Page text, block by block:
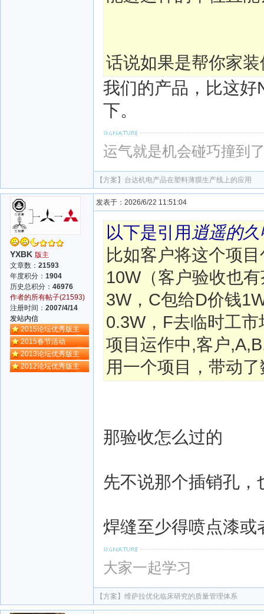
话说如果是帮你家
我们的产品，比这
下。
运气就是机会碰巧撞到
【方案】 台达机电产品在塑料薄膜生产线上的应用
YXBK 版主
文章数： 21593
年度积分： 1904
历史总积分： 46976
作者的所有帖子(21593)
注册时间： 2007/4/14
发站内信
2015论坛优秀版主
2015春节活动
2013论坛优秀版主
2012论坛优秀版主
发表于：2026/6/22 11:51:04
以下是引用 逍遥的
比如客户将这个项
10W（客户验收也
3W，C包给D价钱
0.3W，F去临时工
项目运作中,客户
用一个项目，带动
那验收怎么过的
先不说那个插销孔，
焊缝至少得喷点漆
大家一起学习
【方案】 维萨拉优化临床研究的质量管理体系